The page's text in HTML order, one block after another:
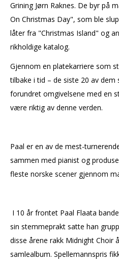
Grining Jørn Raknes. De byr på
On Christmas Day", som ble
låter fra "Christmas Island" og
rikholdige katalog.
Gjennom en platekarriere som
tilbake i tid – de siste 20 av
forundret omgivelsene med en
være riktig av denne verden.
Paal er en av de mest-
sammen med pianist og
fleste norske scener gjennom
I 10 år frontet Paal Flaata
sin stemmeprakt satte han
disse årene rakk Midnight Choir
samlealbum. Spellemannspris